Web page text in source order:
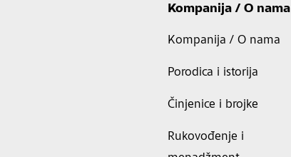
Kompanija / O nama
Kompanija / O nama
Porodica i istorija
Činjenice i brojke
Rukovođenje i